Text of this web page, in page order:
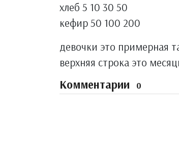
хлеб 5 10 30 50
кефир 50 100 200
девочки это примерная
верхняя строка это
Комментарии 0